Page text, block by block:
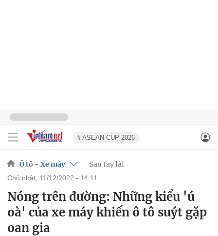
# ASEAN CUP 2026
Ô tô - Xe máy Sau tay lái
chủ nhật, 11/12/2022 - 14:11
Nóng trên đường: Những kiểu 'ú
oà' của xe máy khiến ô tô suýt gặp
oan gia